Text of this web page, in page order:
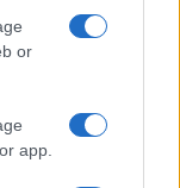
or
app.